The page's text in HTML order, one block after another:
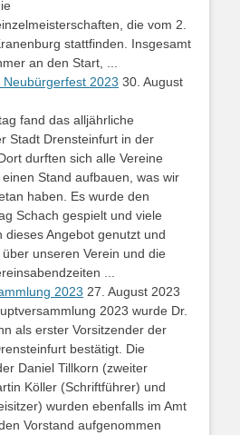
die vom 2.
stattfinden. Insgesamt
an den Start, ...
2023 30. August
fand das alljährliche
Stadt Drensteinfurt in der
durften sich alle Vereine
Stand aufbauen, was wir
haben. Es wurde den
Schach gespielt und viele
dieses Angebot genutzt und
unseren Verein und die
...
2023 27. August 2023
2023 wurde Dr.
als erster Vorsitzender der
bestätigt. Die
Daniel Tillkorn (zweiter
Köller (Schriftführer) und
wurden ebenfalls im Amt
Vorstand aufgenommen